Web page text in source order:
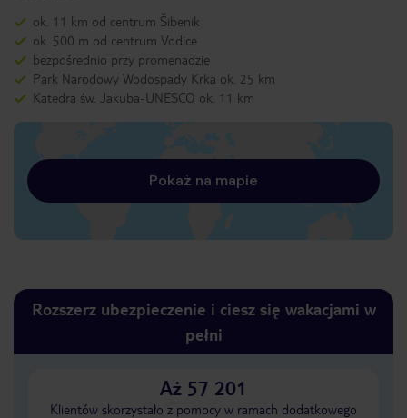
ok. 11 km od centrum Šibenik
ok. 500 m od centrum Vodice
bezpośrednio przy promenadzie
Park Narodowy Wodospady Krka ok. 25 km
Katedra św. Jakuba-UNESCO ok. 11 km
Pokaż na mapie
Rozszerz ubezpieczenie i ciesz się wakacjami w
pełni
Aż 57 201
Klientów skorzystało z pomocy w ramach dodatkowego